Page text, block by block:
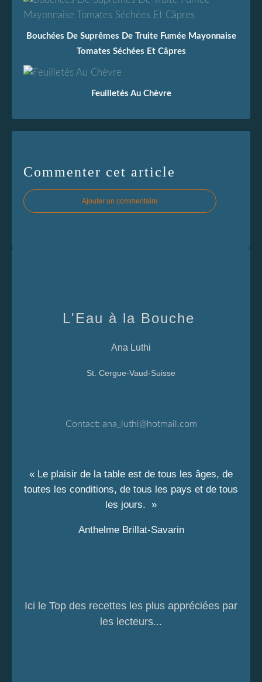
Bouchées De Suprêmes De Truite Fumée Mayonnaise
Tomates Séchées Et Câpres
Feuilletés Au Chèvre
Commenter cet article
Ajouter un commentaire
L'Eau à la Bouche
Ana Luthi
St. Cergue-Vaud-Suisse
Contact: ana_luthi@hotmail.com
« Le plaisir de la table est de tous les âges, de
toutes les conditions, de tous les pays et de tous
les jours. »
Anthelme Brillat-Savarin
Ici le Top des recettes les plus appréciées par
les lecteurs...